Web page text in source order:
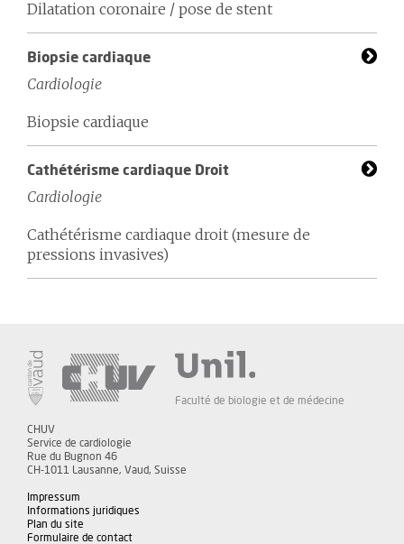
Dilatation coronaire / pose de stent
Biopsie cardiaque
Cardiologie
Biopsie cardiaque
Cathétérisme cardiaque Droit
Cardiologie
Cathétérisme cardiaque droit (mesure de
pressions invasives)
Faculté de biologie et de médecine
CHUV
Service de cardiologie
Rue du Bugnon 46
CH-1011 Lausanne, Vaud, Suisse
Impressum
Informations juridiques
Plan du site
Formulaire de contact